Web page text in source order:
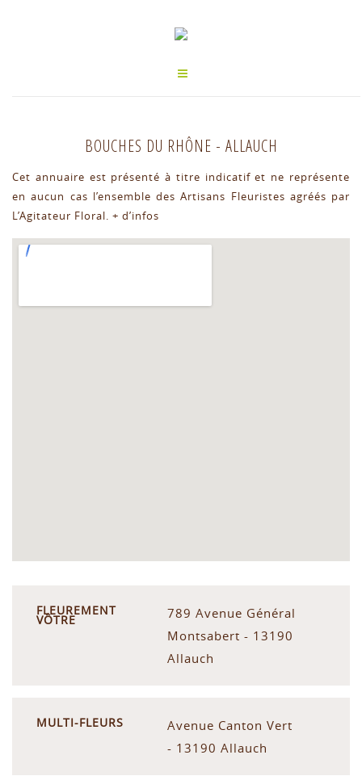
BOUCHES DU RHÔNE - ALLAUCH
Cet annuaire est présenté à titre indicatif et ne représente
en aucun cas l’ensemble des Artisans Fleuristes agréés par
L’Agitateur Floral. + d’infos
FLEUREMENT
VÔTRE
789 Avenue Général
Montsabert - 13190
Allauch
MULTI-FLEURS
Avenue Canton Vert
- 13190 Allauch